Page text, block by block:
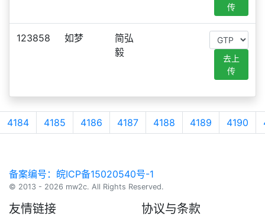
传
123858 如梦
简弘
毅
去上
传
4184 4185 4186 4187 4188 4189 4190
备案编号：皖ICP备15020540号-1
© 2013 - 2026 mw2c. All Rights Reserved.
友情链接 协议与条款